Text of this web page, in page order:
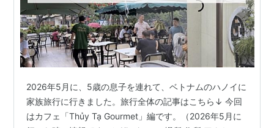
2026年5月に、5歳の息子を連れて、ベトナムのハノイに
家族旅行に行きました。旅行全体の記事はこちら↓ 今回
はカフェ「Thủy Tạ Gourmet」編です。（2026年5月に